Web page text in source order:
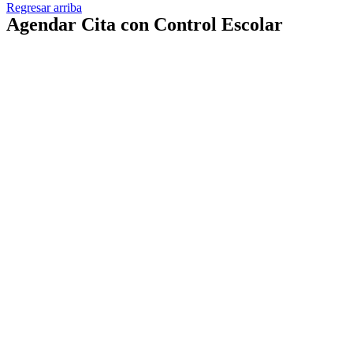
Regresar arriba
Agendar Cita con Control Escolar